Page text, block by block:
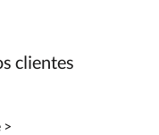
clientes
>